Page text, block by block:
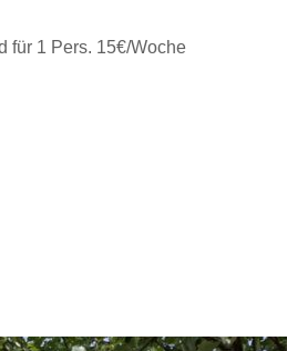
für 1 Pers. 15€/Woche